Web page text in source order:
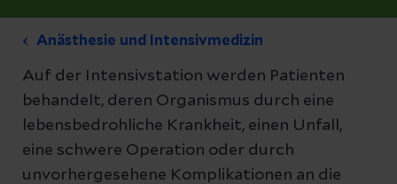
Anästhesie und Intensivmedizin
Auf der Intensivstation werden Patienten
behandelt, deren Organismus durch eine
lebensbedrohliche Krankheit, einen Unfall,
eine schwere Operation oder durch
unvorhergesehene Komplikationen an die